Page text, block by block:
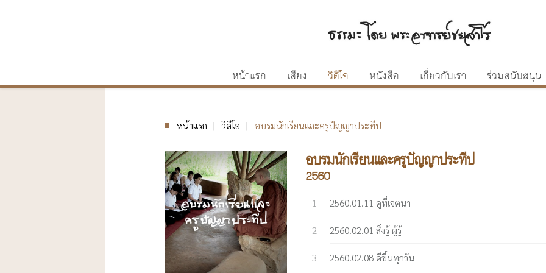
หน้าแรก เสียง วิดีโอ หนังสือ เกี่ยวกับเรา ร่วมสนับสนุน
หน้าแรก วิดีโอ อบรมนักเรียนและครูปัญญาประทีป
อบรมนักเรียนและครูปัญญาประทีป
2560
2560.01.11 ดูที่เจตนา
2560.02.01 สิ่งรู้ ผู้รู้
2560.02.08 ดีขึ้นทุกวัน